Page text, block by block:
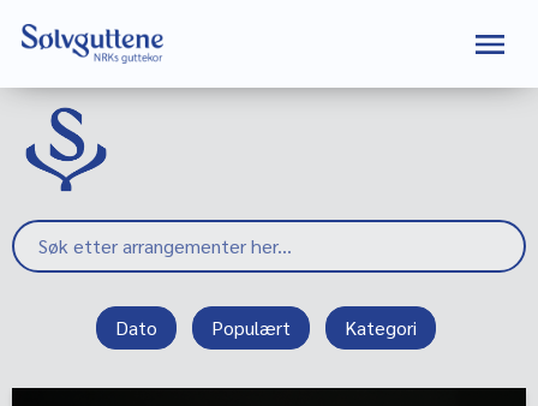
Dato Populært Kategori